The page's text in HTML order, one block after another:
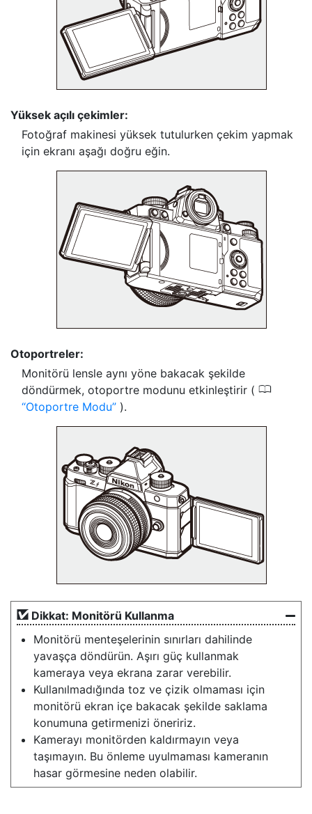
Yüksek açılı çekimler:
Fotoğraf makinesi yüksek tutulurken çekim yapmak
için ekranı aşağı doğru eğin.
Otoportreler:
Monitörü lensle aynı yöne bakacak şekilde
döndürmek, otoportre modunu etkinleştirir ( 0
Otoportre Modu ).
Dikkat: Monitörü Kullanma
Monitörü menteşelerinin sınırları dahilinde
yavaşça döndürün. Aşırı güç kullanmak
kameraya veya ekrana zarar verebilir.
Kullanılmadığında toz ve çizik olmaması için
monitörü ekran içe bakacak şekilde saklama
konumuna getirmenizi öneririz.
Kamerayı monitörden kaldırmayın veya
taşımayın. Bu önleme uyulmaması kameranın
hasar görmesine neden olabilir.